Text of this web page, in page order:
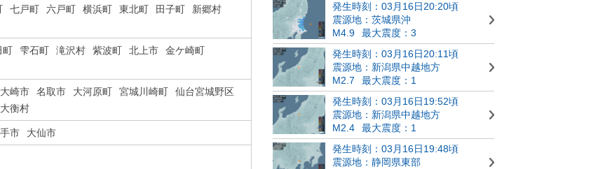
七戸町 六戸町 横浜町 東北町 田子町
新郷村
町 雫石町 滝沢村 紫波町 北上市
金ケ崎町
大崎市 名取市 大河原町 宮城川崎町
仙台宮城野区
大衡村
市 大仙市
発生時刻：03月16日20:20頃
震源地：茨城県沖
M4.9
最大震度：3
発生時刻：03月16日20:11頃
震源地：新潟県中越地方
M2.7
最大震度：1
発生時刻：03月16日19:52頃
震源地：新潟県中越地方
M2.4
最大震度：1
発生時刻：03月16日19:48頃
震源地：静岡県東部